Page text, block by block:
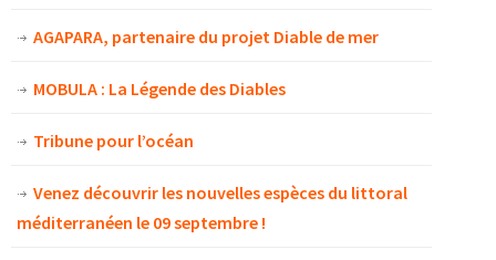
AGAPARA, partenaire du projet Diable de mer
MOBULA : La Légende des Diables
Tribune pour l’océan
Venez découvrir les nouvelles espèces du littoral
méditerranéen le 09 septembre !